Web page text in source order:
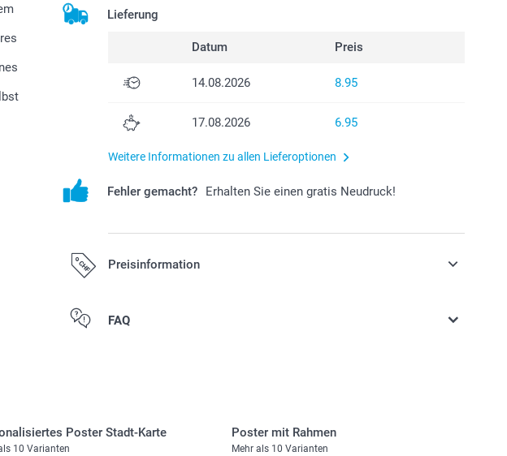
Lieferung
Datum Preis
14.08.2026 8.95
17.08.2026 6.95
Weitere Informationen zu allen Lieferoptionen
Fehler gemacht? Erhalten Sie einen gratis Neudruck!
Preisinformation
FAQ
Poster Stadt-Karte
10 Varianten
Poster mit Rahmen
Mehr als 10 Varianten